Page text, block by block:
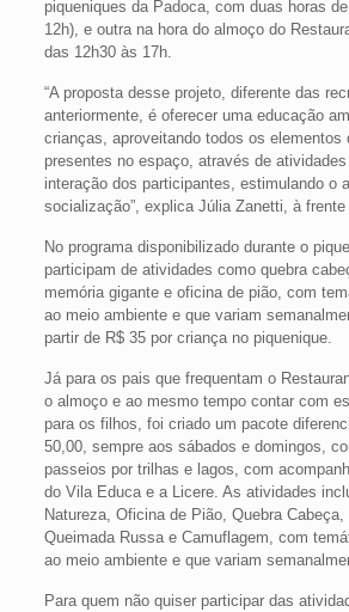
piqueniques da Padoca, com duas horas
12h), e outra na hora do almoço do
das 12h30 às 17h.
“A proposta desse projeto, diferente das
anteriormente, é oferecer uma educação
crianças, aproveitando todos os elementos
presentes no espaço, através de
interação dos participantes, estimulando o
socialização”, explica Júlia Zanetti, à
No programa disponibilizado durante o
participam de atividades como quebra
memória gigante e oficina de pião, com
ao meio ambiente e que variam
partir de R$ 35 por criança no piquenique.
Já para os pais que frequentam o
o almoço e ao mesmo tempo contar com
para os filhos, foi criado um pacote
50,00, sempre aos sábados e domingos,
passeios por trilhas e lagos, com
do Vila Educa e a Licere. As atividades
Natureza, Oficina de Pião, Quebra
Queimada Russa e Camuflagem, com
ao meio ambiente e que variam
Para quem não quiser participar das